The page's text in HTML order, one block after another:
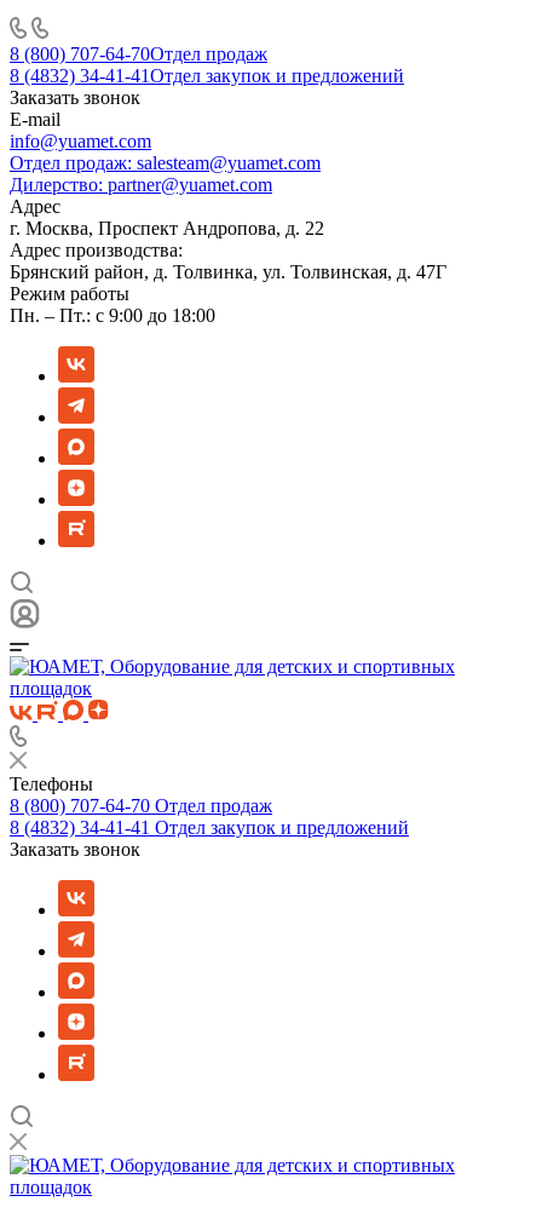
8 (800) 707-64-70Отдел продаж
8 (4832) 34-41-41Отдел закупок и предложений
Заказать звонок
E-mail
info@yuamet.com
Отдел продаж: salesteam@yuamet.com
Дилерство: partner@yuamet.com
Адрес
г. Москва, Проспект Андропова, д. 22
Адрес производства:
Брянский район, д. Толвинка, ул. Толвинская, д. 47Г
Режим работы
Пн. – Пт.: с 9:00 до 18:00
Телефоны
8 (800) 707-64-70 Отдел продаж
8 (4832) 34-41-41 Отдел закупок и предложений
Заказать звонок